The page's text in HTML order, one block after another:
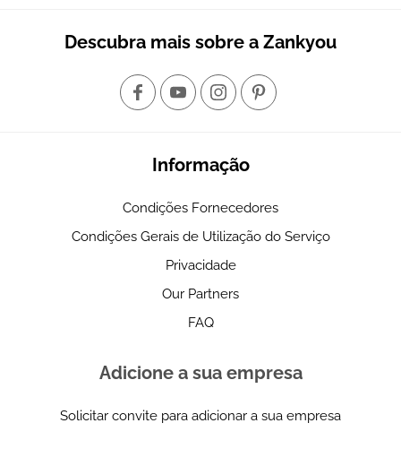
Descubra mais sobre a Zankyou
Informação
Condições Fornecedores
Condições Gerais de Utilização do Serviço
Privacidade
Our Partners
FAQ
Adicione a sua empresa
Solicitar convite para adicionar a sua empresa